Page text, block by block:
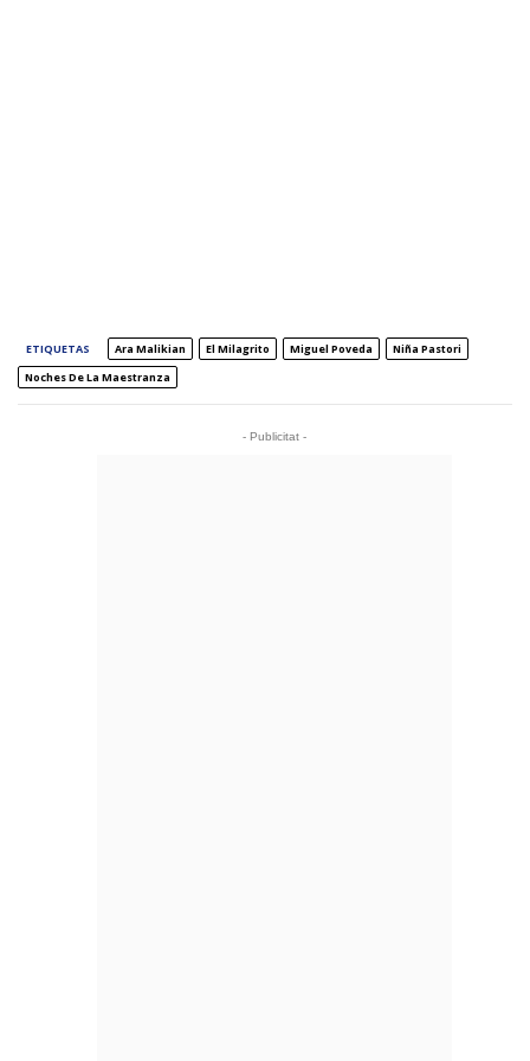
ETIQUETAS Ara Malikian El Milagrito Miguel Poveda
Niña Pastori
Noches De La Maestranza
- Publicitat -